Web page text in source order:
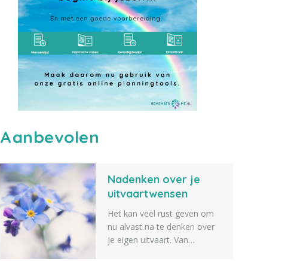
Aanbevolen
Nadenken over je
uitvaartwensen
Het kan veel rust geven om
nu alvast na te denken over
je eigen uitvaart. Van